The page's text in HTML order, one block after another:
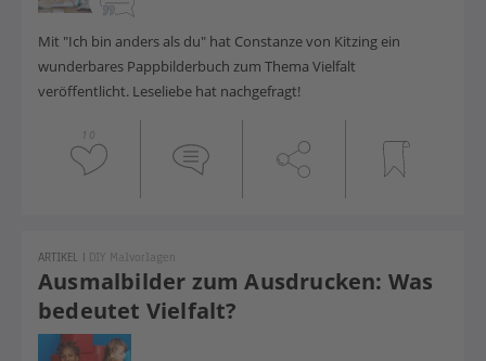
Mit "Ich bin anders als du" hat Constanze von Kitzing ein
wunderbares Pappbilderbuch zum Thema Vielfalt
veröffentlicht. Leseliebe hat nachgefragt!
10
Ausmalbilder zum Ausdrucken: Was
bedeutet Vielfalt?
ARTIKEL | DIY Malvorlagen